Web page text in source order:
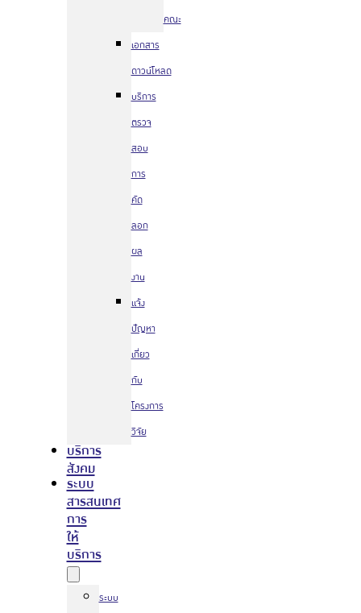
คณะ
เอกสาร
ดาวน์โหลด
บริการ
ตรวจ
สอบ
การ
คัด
ลอก
ผล
งาน
แจ้ง
ปัญหา
เกี่ยว
กับ
โครงการ
วิจัย
บริการ
สังคม
ระบบ
สารสนเทศ
การ
ให้
บริการ
ระบบ